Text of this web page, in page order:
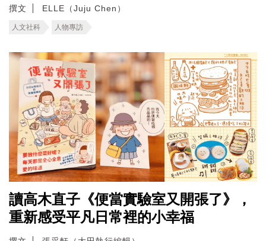
撰文 ELLE（Juju Chen）
人文社科 人物專訪
讀高木直子《便當實驗室又開張了》，
重新感受平凡日常裡的小幸福